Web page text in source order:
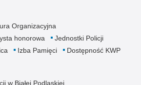
Organizacyjna
honorowa
Jednostki Policji
Izba Pamięci Dostępność KWP
w Białej Podlaskiej